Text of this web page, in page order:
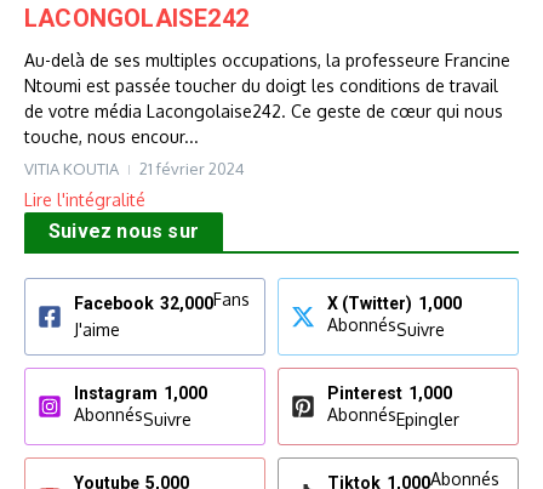
LACONGOLAISE242
Au-delà de ses multiples occupations, la professeure Francine
Ntoumi est passée toucher du doigt les conditions de travail
de votre média Lacongolaise242. Ce geste de cœur qui nous
touche, nous encour...
VITIA KOUTIA 21 février 2024
Lire l'intégralité
Suivez nous sur
Facebook 32,000Fans
J'aime
X (Twitter) 1,000
AbonnésSuivre
Instagram 1,000
AbonnésSuivre
Pinterest 1,000
AbonnésEpingler
Youtube 5,000 Tiktok 1,000Abonnés